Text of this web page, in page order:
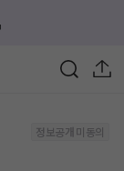
정보공개 미동의